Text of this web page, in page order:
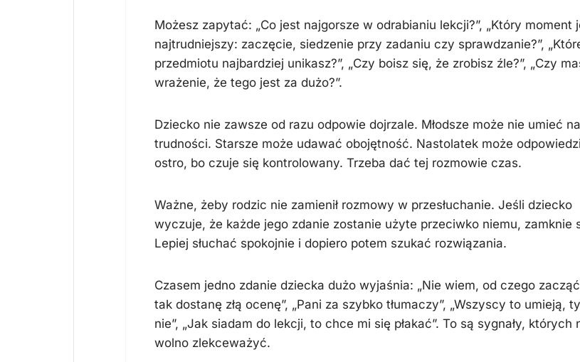
Możesz zapytać: „Co jest najgorsze w odrabianiu lekcji?”, „Który moment
najtrudniejszy: zaczęcie, siedzenie przy zadaniu czy sprawdzanie?”,
przedmiotu najbardziej unikasz?”, „Czy boisz się, że zrobisz źle?”, „Czy
wrażenie, że tego jest za dużo?”.
Dziecko nie zawsze od razu odpowie dojrzale. Młodsze może nie umieć
trudności. Starsze może udawać obojętność. Nastolatek może
ostro, bo czuje się kontrolowany. Trzeba dać tej rozmowie czas.
Ważne, żeby rodzic nie zamienił rozmowy w przesłuchanie. Jeśli dziecko
wyczuje, że każde jego zdanie zostanie użyte przeciwko niemu, zamknie
Lepiej słuchać spokojnie i dopiero potem szukać rozwiązania.
Czasem jedno zdanie dziecka dużo wyjaśnia: „Nie wiem, od czego
tak dostanę złą ocenę”, „Pani za szybko tłumaczy”, „Wszyscy to umieją,
nie”, „Jak siadam do lekcji, to chce mi się płakać”. To są sygnały, których
wolno zlekceważyć.